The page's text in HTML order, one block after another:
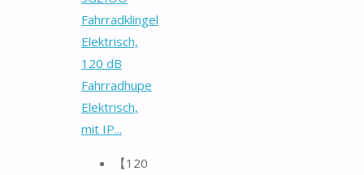
Fahrradklingel
Elektrisch,
120 dB
Fahrradhupe
Elektrisch,
mit IP...
【120